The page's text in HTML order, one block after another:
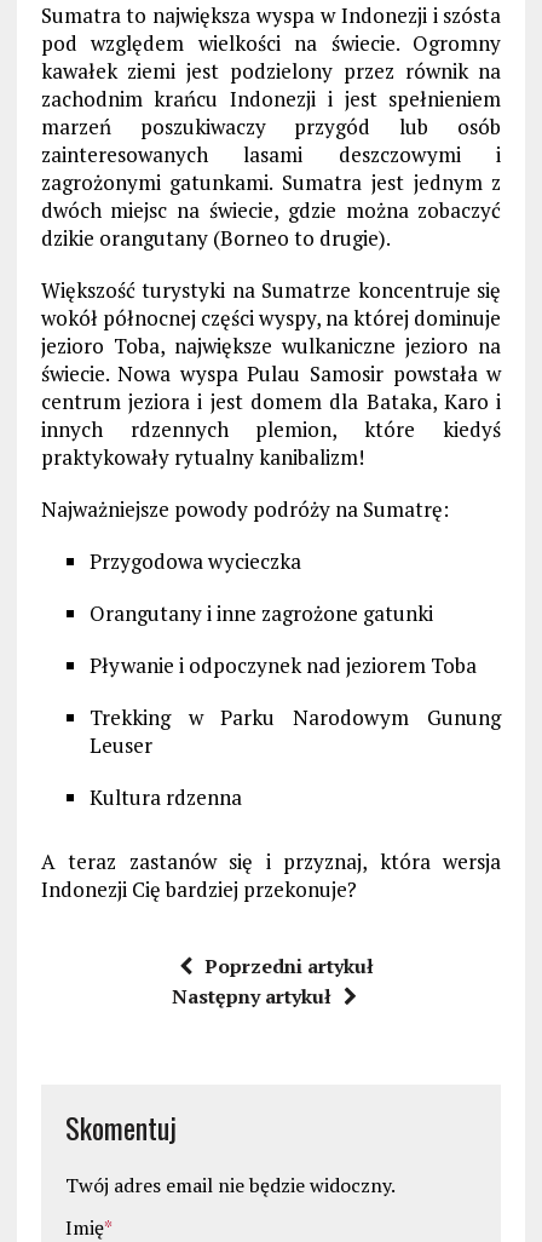
Sumatra to największa wyspa w Indonezji i szósta
pod względem wielkości na świecie. Ogromny
kawałek ziemi jest podzielony przez równik na
zachodnim krańcu Indonezji i jest spełnieniem
marzeń poszukiwaczy przygód lub osób
zainteresowanych lasami deszczowymi i
zagrożonymi gatunkami. Sumatra jest jednym z
dwóch miejsc na świecie, gdzie można zobaczyć
dzikie orangutany (Borneo to drugie).
Większość turystyki na Sumatrze koncentruje się
wokół północnej części wyspy, na której dominuje
jezioro Toba, największe wulkaniczne jezioro na
świecie. Nowa wyspa Pulau Samosir powstała w
centrum jeziora i jest domem dla Bataka, Karo i
innych rdzennych plemion, które kiedyś
praktykowały rytualny kanibalizm!
Najważniejsze powody podróży na Sumatrę:
Przygodowa wycieczka
Orangutany i inne zagrożone gatunki
Pływanie i odpoczynek nad jeziorem Toba
Trekking w Parku Narodowym Gunung
Leuser
Kultura rdzenna
A teraz zastanów się i przyznaj, która wersja
Indonezji Cię bardziej przekonuje?
Poprzedni artykuł
Następny artykuł
Skomentuj
Twój adres email nie będzie widoczny.
Imię*